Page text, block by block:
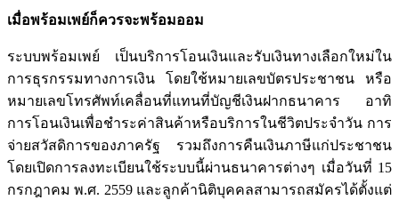
เมื่อพร้อมเพย์ก็ควรจะพร้อมออม
ระบบพร้อมเพย์ เป็นบริการโอนเงินและรับเงินทางเลือกใหม่ใน
การธุรกรรมทางการเงิน โดยใช้หมายเลขบัตรประชาชน หรือ
หมายเลขโทรศัพท์เคลื่อนที่แทนที่บัญชีเงินฝากธนาคาร อาทิ
การโอนเงินเพื่อชำระค่าสินค้าหรือบริการในชีวิตประจำวัน การ
จ่ายสวัสดิการของภาครัฐ รวมถึงการคืนเงินภาษีแก่ประชาชน
โดยเปิดการลงทะเบียนใช้ระบบนี้ผ่านธนาคารต่างๆ เมื่อวันที่ 15
กรกฎาคม พ.ศ. 2559 และลูกค้านิติบุคคลสามารถสมัครได้ตั้งแต่